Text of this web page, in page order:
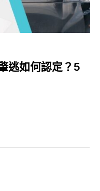
逃如何認定？5